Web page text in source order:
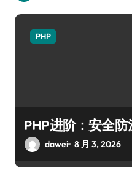
PHP
PHP进阶：安全
dawei 8 月 3, 2026